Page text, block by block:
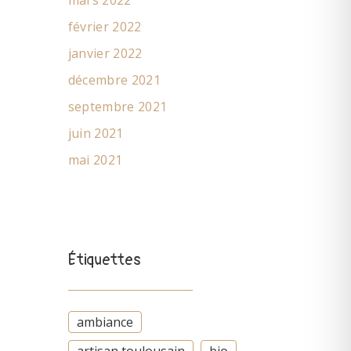
février 2022
janvier 2022
décembre 2021
septembre 2021
juin 2021
mai 2021
Étiquettes
ambiance